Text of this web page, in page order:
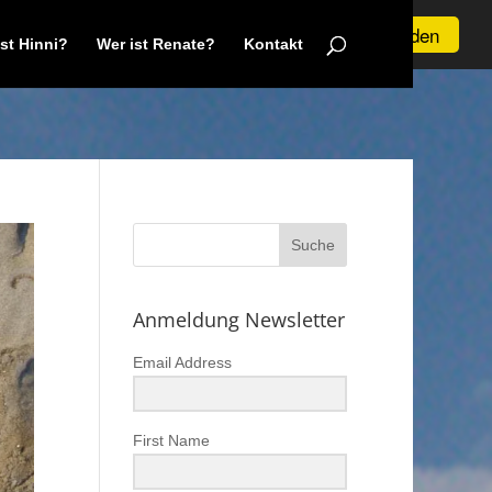
Verstanden
Hinni? Wer ist Renate? Kontakt
Anmeldung Newsletter
Email Address
First Name